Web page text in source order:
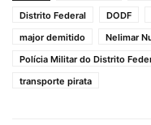
Distrito Federal
DODF
major demitido
Nelimar
Polícia Militar do Distrito
transporte pirata